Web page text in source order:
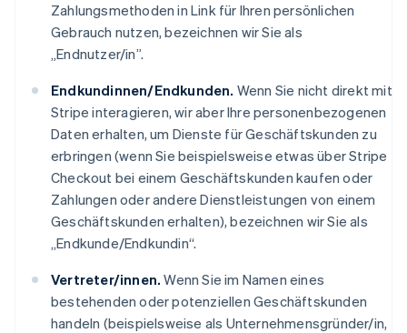
Zahlungsmethoden in Link für Ihren persönlichen
Gebrauch nutzen, bezeichnen wir Sie als
„Endnutzer/in”.
Endkundinnen/Endkunden. Wenn Sie nicht direkt mit
Stripe interagieren, wir aber Ihre personenbezogenen
Daten erhalten, um Dienste für Geschäftskunden zu
erbringen (wenn Sie beispielsweise etwas über Stripe
Checkout bei einem Geschäftskunden kaufen oder
Zahlungen oder andere Dienstleistungen von einem
Geschäftskunden erhalten), bezeichnen wir Sie als
„Endkunde/Endkundin“.
Vertreter/innen. Wenn Sie im Namen eines
bestehenden oder potenziellen Geschäftskunden
handeln (beispielsweise als Unternehmensgründer/in,